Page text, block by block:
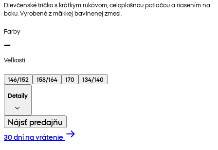
Dievčenské tričko s krátkym rukávom, celoplošnou potlačou a riasením na
boku. Vyrobené z mäkkej bavlnenej zmesi.
Farby
Veľkosti
146/152 158/164 170
134/140
Detaily
Nájsť predajňu
30 dní na vrátenie